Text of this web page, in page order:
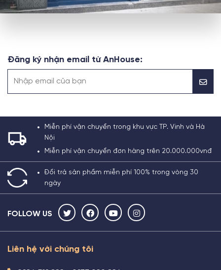
Đăng ký nhận email từ AnHouse:
Miễn phí vận chuyển trong khu vực TP. Vinh và Hà
Nội
Miễn phí vận chuyển đơn hàng trên 20.000.000vnđ
Đổi trả sản phẩm miễn phí 100% trong vòng 30
ngày
FOLLOW US
Liên hệ với chúng tôi